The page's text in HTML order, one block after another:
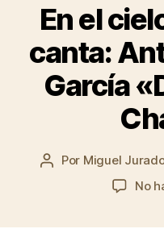
En el
canta:
García
Autor
Por Miguel
No